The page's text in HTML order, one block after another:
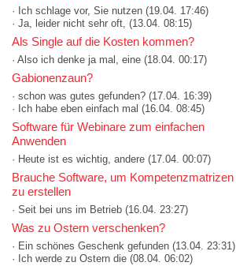
· Ich schlage vor, Sie nutzen (19.04. 17:46)
· Ja, leider nicht sehr oft, (13.04. 08:15)
Als Single auf die Kosten kommen?
· Also ich denke ja mal, eine (18.04. 00:17)
Gabionenzaun?
· schon was gutes gefunden? (17.04. 16:39)
· Ich habe eben einfach mal (16.04. 08:45)
Software für Webinare zum einfachen
Anwenden
· Heute ist es wichtig, andere (17.04. 00:07)
Brauche Software, um Kompetenzmatrizen
zu erstellen
· Seit bei uns im Betrieb (16.04. 23:27)
Was zu Ostern verschenken?
· Ein schönes Geschenk gefunden (13.04. 23:31)
· Ich werde zu Ostern die (08.04. 06:02)